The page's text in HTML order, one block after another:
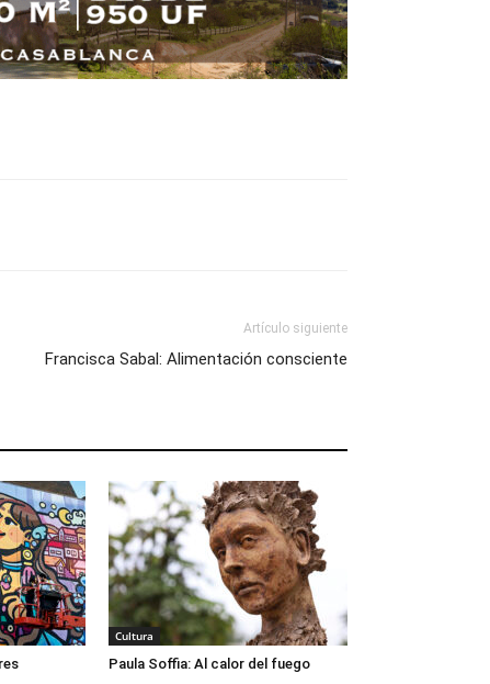
Artículo siguiente
Francisca Sabal: Alimentación consciente
Cultura
Paula Soffia: Al calor del fuego